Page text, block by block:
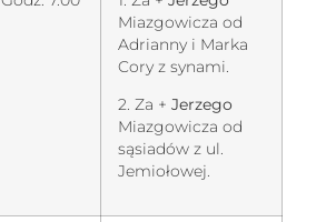
Miazgowicza od
Adrianny i Marka
Cory z synami.
2. Za + Jerzego
Miazgowicza od
sąsiadów z ul.
Jemiołowej.